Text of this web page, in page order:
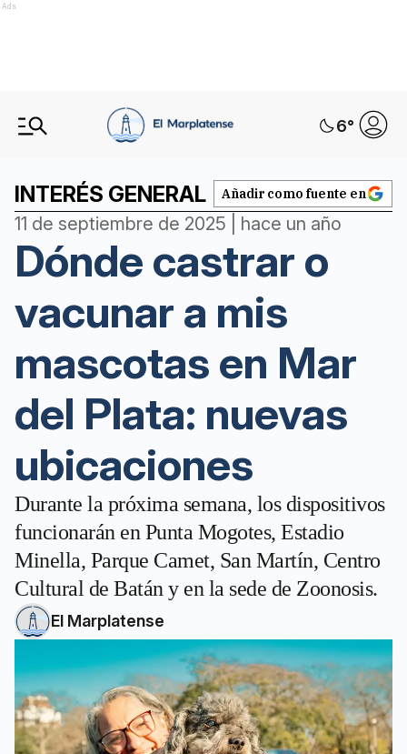
Ads
6°
INTERÉS GENERAL Añadir como fuente en
11 de septiembre de 2025 | hace un año
Dónde castrar o
vacunar a mis
mascotas en Mar
del Plata: nuevas
ubicaciones
Durante la próxima semana, los dispositivos
funcionarán en Punta Mogotes, Estadio
Minella, Parque Camet, San Martín, Centro
Cultural de Batán y en la sede de Zoonosis.
El Marplatense